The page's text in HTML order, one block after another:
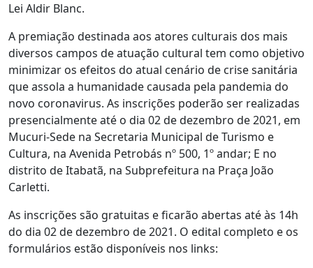
Lei Aldir Blanc.
A premiação destinada aos atores culturais dos mais
diversos campos de atuação cultural tem como objetivo
minimizar os efeitos do atual cenário de crise sanitária
que assola a humanidade causada pela pandemia do
novo coronavirus. As inscrições poderão ser realizadas
presencialmente até o dia 02 de dezembro de 2021, em
Mucuri-Sede na Secretaria Municipal de Turismo e
Cultura, na Avenida Petrobás nº 500, 1º andar; E no
distrito de Itabatã, na Subprefeitura na Praça João
Carletti.
As inscrições são gratuitas e ficarão abertas até às 14h
do dia 02 de dezembro de 2021. O edital completo e os
formulários estão disponíveis nos links: